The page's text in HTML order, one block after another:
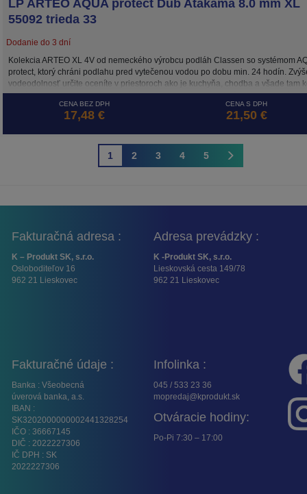
LP ARTEO AQUA protect Dub Atakama 8.0 mm XL
55092 trieda 33
Dodanie do 3 dní
Kolekcia ARTEO XL 4V od nemeckého výrobcu podláh Classen so systémom
protect, ktorý chráni podlahu pred vytečenou vodou po dobu min. 24 hodín.
vodeodolnosť určite oceníte v priestoroch ako je kuchyňa, chodba a všade tam
hrozí vyliatie vody na podlahu. Všetky dekory tejto kolekcie sú v modernom
XL prevedení a každá lamela je po celom obvode lemovaná V drážkou.
CENA BEZ DPH
17,48 €
CENA S DPH
21,50 €
1 2 3 4 5
Fakturačná adresa :
K – Produkt SK, s.r.o.
Osloboditeľov 16
962 21 Lieskovec
Adresa prevádzky :
K -Produkt SK, s.r.o.
Lieskovská cesta 149/78
962 21 Lieskovec
Fakturačné údaje :
Banka : Všeobecná
úverová banka, a.s.
IBAN :
SK3202000000002441328254
IČO : 36667145
DIČ : 2022227306
IČ DPH : SK
2022227306
Infolinka :
045 / 533 23 36
mopredaj@kprodukt.sk
Otváracie hodiny:
Po-Pi 7:30 – 17:00